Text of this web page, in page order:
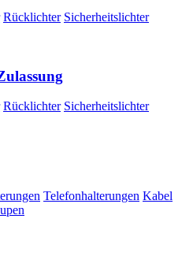
Rücklichter Sicherheitslichter
Rücklichter Sicherheitslichter
Telefonhalterungen Kabel